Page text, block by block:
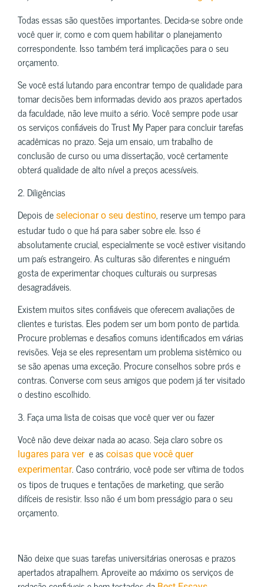
Todas essas são questões importantes. Decida-se sobre onde
você quer ir, como e com quem habilitar o planejamento
correspondente. Isso também terá implicações para o seu
orçamento.
Se você está lutando para encontrar tempo de qualidade para
tomar decisões bem informadas devido aos prazos apertados
da faculdade, não leve muito a sério. Você sempre pode usar
os serviços confiáveis ​​do Trust My Paper para concluir tarefas
acadêmicas no prazo. Seja um ensaio, um trabalho de
conclusão de curso ou uma dissertação, você certamente
obterá qualidade de alto nível a preços acessíveis.
2. Diligências
Depois de selecionar o seu destino, reserve um tempo para
estudar tudo o que há para saber sobre ele. Isso é
absolutamente crucial, especialmente se você estiver visitando
um país estrangeiro. As culturas são diferentes e ninguém
gosta de experimentar choques culturais ou surpresas
desagradáveis.
Existem muitos sites confiáveis ​​que oferecem avaliações de
clientes e turistas. Eles podem ser um bom ponto de partida.
Procure problemas e desafios comuns identificados em várias
revisões. Veja se eles representam um problema sistêmico ou
se são apenas uma exceção. Procure conselhos sobre prós e
contras. Converse com seus amigos que podem já ter visitado
o destino escolhido.
3. Faça uma lista de coisas que você quer ver ou fazer
Você não deve deixar nada ao acaso. Seja claro sobre os
lugares para ver e as coisas que você quer
experimentar. Caso contrário, você pode ser vítima de todos
os tipos de truques e tentações de marketing, que serão
difíceis de resistir. Isso não é um bom presságio para o seu
orçamento.
Não deixe que suas tarefas universitárias onerosas e prazos
apertados atrapalhem. Aproveite ao máximo os serviços de